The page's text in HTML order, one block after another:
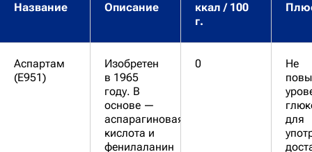
Название Описание
ккал / 100
г.
Аспартам
(Е951)
Изобретен
в 1965
году. В
основе —
аспарагиновая
кислота и
фенилаланин
0
Не
для